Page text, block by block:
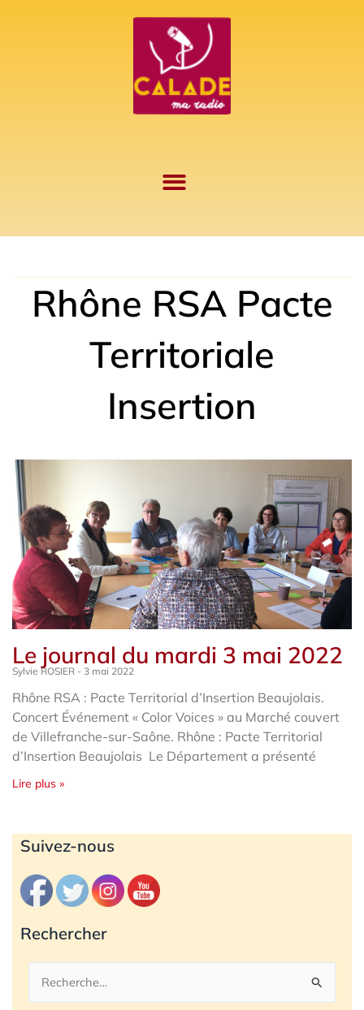
Rhône RSA Pacte
Territoriale
Insertion
Le journal du mardi 3 mai 2022
Sylvie ROSIER 3 mai 2022
Rhône RSA : Pacte Territorial d’Insertion Beaujolais.
Concert Événement « Color Voices » au Marché couvert
de Villefranche-sur-Saône. Rhône : Pacte Territorial
d’Insertion Beaujolais Le Département a présenté
Lire plus »
Suivez-nous
Rechercher
Rechercher :
Archives